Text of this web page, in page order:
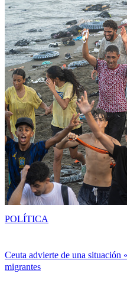
Ceuta advierte de una situación
migrantes
POLÍTICA